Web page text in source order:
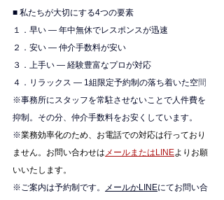
■ 私たちが大切にする4つの要素
１．早い — 年中無休でレスポンスが迅速
２．安い — 仲介手数料が安い
３．上手い — 経験豊富なプロが対応
４．リラックス — 1組限定予約制の落ち着いた空間
※事務所にスタッフを常駐させないことで人件費を
抑制。その分、仲介手数料をお安くしています。
※業務効率化のため、お電話での対応は行っており
ません。お問い合わせは メールまたはLINEよりお願
いいたします。
※ご案内は予約制です。
メールかLINEにてお問い合